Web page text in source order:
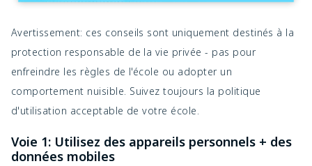
Avertissement: ces conseils sont uniquement destinés à la
protection responsable de la vie privée - pas pour
enfreindre les règles de l'école ou adopter un
comportement nuisible. Suivez toujours la politique
d'utilisation acceptable de votre école.
Voie 1: Utilisez des appareils personnels + des
données mobiles